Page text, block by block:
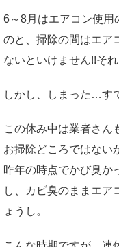
6～8月はエアコン使用
のと、掃除の間はエア
ないといけません!!そ
しかし、しまった…す
この休み中は業者さん
お掃除どころではない
昨年の時点でかび臭か
し、カビ臭のままエア
ょうし。